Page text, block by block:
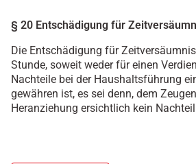
§ 20 Entschädigung für
Die Entschädigung für
Stunde, soweit weder für einen
Nachteile bei der Haushaltsführung
gewähren ist, es sei denn, dem
Heranziehung ersichtlich kein